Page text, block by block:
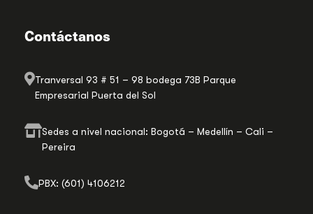
Contáctanos
Tranversal 93 # 51 – 98 bodega 73B Parque
Empresarial Puerta del Sol
Sedes a nivel nacional: Bogotá – Medellín – Cali –
Pereira
PBX: (601) 4106212